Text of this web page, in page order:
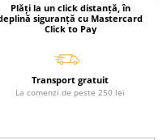
Plăți la un click distanță, în
siguranță cu Mastercard
Click to Pay
Transport gratuit
La comenzi de peste 250 lei